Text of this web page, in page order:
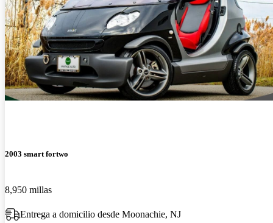
2003 smart fortwo
8,950 millas
Entrega a domicilio desde Moonachie, NJ